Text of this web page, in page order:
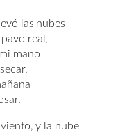
las nubes
real,
mano
viento, y la nube